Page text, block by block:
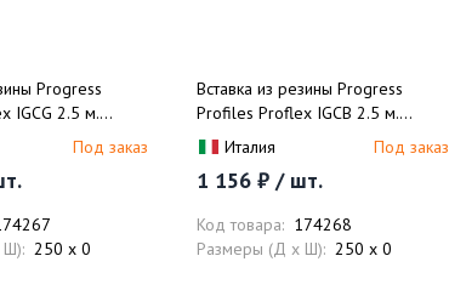
Progress
IGCG 2.5 м.
Под заказ
Ш): 250 x 0
Вставка из резины Progress
Profiles Proflex IGCB 2.5 м.
(бежевый)
Италия Под заказ
1 156 ₽ / шт.
Код товара: 174268
Размеры (Д x Ш): 250 x 0